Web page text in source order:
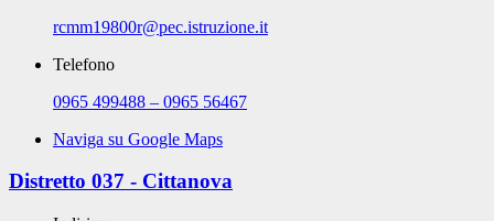
rcmm19800r@pec.istruzione.it
Telefono
0965 499488 – 0965 56467
Naviga su Google Maps
Distretto 037 - Cittanova